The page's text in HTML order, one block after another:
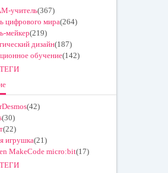
учитель(367)
цифрового мира(264)
мейкер(219)
дизайн(187)
обучение(142)
(42)
(30)
(22)
игрушка(21)
MakeCode micro:bit(17)